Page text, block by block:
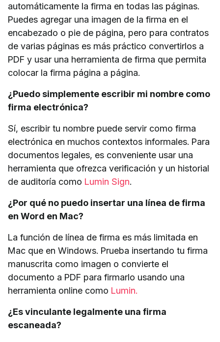
automáticamente la firma en todas las páginas.
Puedes agregar una imagen de la firma en el
encabezado o pie de página, pero para contratos
de varias páginas es más práctico convertirlos a
PDF y usar una herramienta de firma que permita
colocar la firma página a página.
¿Puedo simplemente escribir mi nombre como
firma electrónica?
Sí, escribir tu nombre puede servir como firma
electrónica en muchos contextos informales. Para
documentos legales, es conveniente usar una
herramienta que ofrezca verificación y un historial
de auditoría como Lumin Sign.
¿Por qué no puedo insertar una línea de firma
en Word en Mac?
La función de línea de firma es más limitada en
Mac que en Windows. Prueba insertando tu firma
manuscrita como imagen o convierte el
documento a PDF para firmarlo usando una
herramienta online como Lumin.
¿Es vinculante legalmente una firma
escaneada?